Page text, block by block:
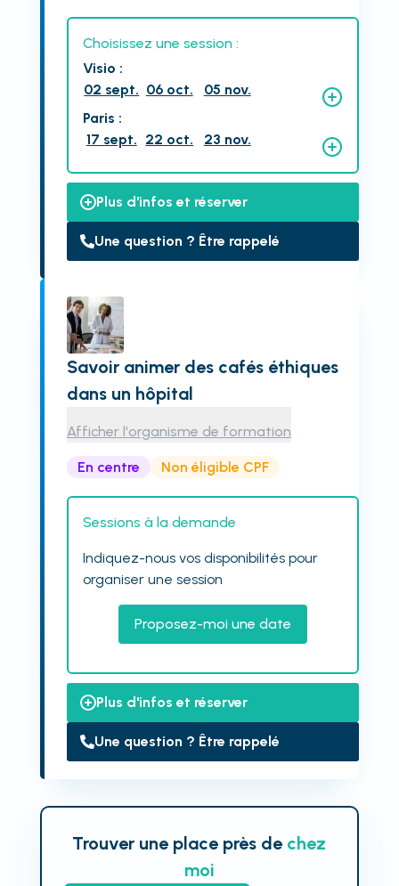
Choisissez une session :
Visio :
02 sept. 06 oct.
05 nov.
Paris :
17 sept. 22 oct. 23 nov.
Plus d'infos et réserver
Une question ? Être rappelé
Savoir animer des cafés éthiques
dans un hôpital
Afficher l'organisme de formation
En centre Non éligible CPF
Sessions à la demande
Indiquez-nous vos disponibilités pour
organiser une session
Proposez-moi une date
Plus d'infos et réserver
Une question ? Être rappelé
Trouver une place près de chez
moi